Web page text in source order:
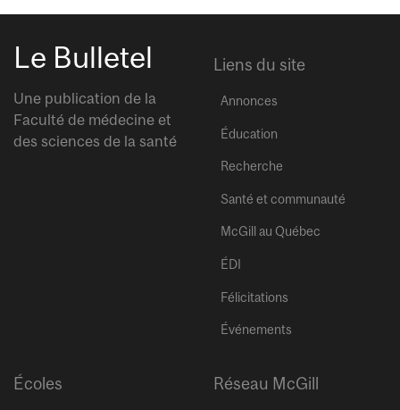
Le Bulletel
Une publication de la
Faculté de médecine et
des sciences de la santé
Liens du site
Annonces
Éducation
Recherche
Santé et communauté
McGill au Québec
ÉDI
Félicitations
Événements
Écoles Réseau McGill